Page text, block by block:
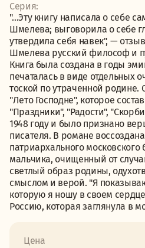
Серия:
"…Эту книгу написала о себе
Шмелева; выговорила о себе
утвердила себя навек", —
Шмелева русский философ и
Книга была создана в годы
печаталась в виде отдельных
тоской по утраченной
"Лето Господне", которое
"Праздники", "Радости",
1948 году и было признано
писателя. В романе
патриархального
мальчика, очищенный от
светлый образ родины,
смыслом и верой. "Я
которую я ношу в своем
Россию, которая заглянула в
Цена